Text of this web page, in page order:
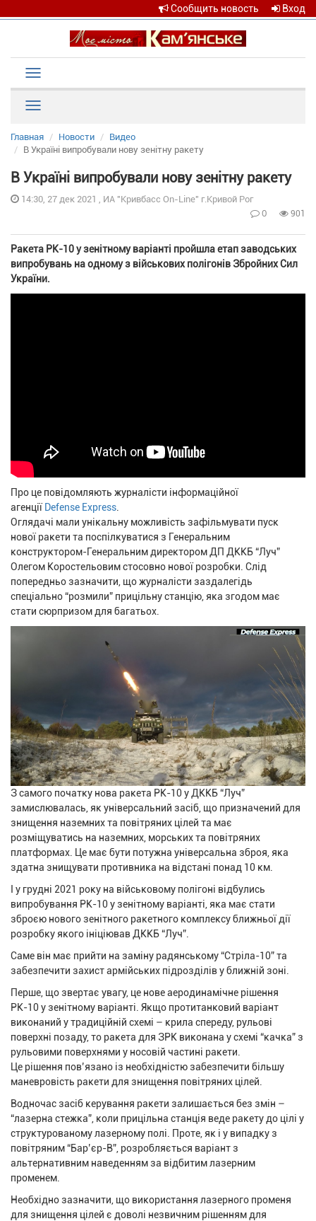
Сообщить новость Вход
navigation
Главная Новости
Видео
В Україні випробували нову зенітну ракету
В Україні випробували нову зенітну ракету
14:30, 27 дек 2021 , ИА "Кривбасс On-Line" г.Кривой Рог
0 901
Ракета РК-10 у зенітному варіанті пройшла етап заводських
випробувань на одному з військових полігонів Збройних Сил
України.
Про це повідомляють журналісти інформаційної
агенції Defense Express
Оглядачі мали унікальну можливість зафільмувати пуск
нової ракети та поспілкуватися з Генеральним
конструктором-Генеральним директором ДП ДККБ “Луч”
Олегом Коростельовим стосовно нової розробки. Слід
попередньо зазначити, що журналісти заздалегідь
спеціально “розмили” прицільну станцію, яка згодом має
стати сюрпризом для багатьох.
З самого початку нова ракета РК-10 у ДККБ “Луч”
замислювалась, як універсальний засіб, що призначений для
знищення наземних та повітряних цілей та має
розміщуватись на наземних, морських та повітряних
платформах. Це має бути потужна універсальна зброя, яка
здатна знищувати противника на відстані понад 10 км.
І у грудні 2021 року на військовому полігоні відбулись
випробування РК-10 у зенітному варіанті, яка має стати
зброєю нового зенітного ракетного комплексу ближньої дії
розробку якого ініціював ДККБ “Луч”.
Саме він має прийти на заміну радянському “Стріла-10” та
забезпечити захист армійських підрозділів у ближній зоні.
Перше, що звертає увагу, це нове аеродинамічне рішення
РК-10 у зенітному варіанті. Якщо протитанковий варіант
виконаний у традиційній схемі – крила спереду, рульові
поверхні позаду, то ракета для ЗРК виконана у схемі “качка” з
рульовими поверхнями у носовій частині ракети.
Це рішення пов’язано із необхідністю забезпечити більшу
маневровість ракети для знищення повітряних цілей.
Водночас засіб керування ракети залишається без змін –
“лазерна стежка”, коли прицільна станція веде ракету до цілі у
структурованому лазерному полі. Проте, як і у випадку з
повітряним “Бар’єр-В”, розробляється варіант з
альтернативним наведенням за відбитим лазерним
променем.
Необхідно зазначити, що використання лазерного променя
для знищення цілей є доволі незвичним рішенням для